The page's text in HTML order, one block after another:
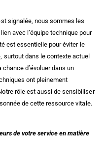
signalée, nous sommes les
avec l’équipe technique pour
est essentielle pour éviter le
surtout dans le contexte actuel
d’évoluer dans un
ont pleinement
rôle est aussi de sensibiliser
de cette ressource vitale.
de votre service en matière